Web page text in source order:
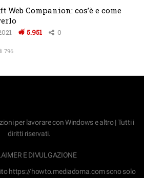
Web Companion: cos’è e come
5.951 0
796
per lavorare con Windows e altro | Tutti i
diritti riservati.
E DIVULGAZIONE
https://howto.mediadoma.comsono solo